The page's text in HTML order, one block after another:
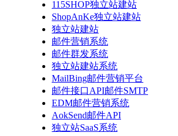
115SHOP独立站建站
ShopAnKe独立站建站
独立站建站
邮件营销系统
邮件群发系统
独立站建站系统
MailBing邮件营销平台
邮件接口API邮件SMTP
EDM邮件营销系统
AokSend邮件API
独立站SaaS系统